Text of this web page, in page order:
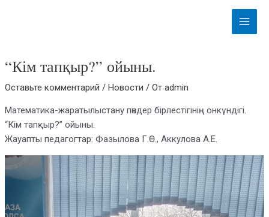
Main
Menu
“Кім тапқыр?” ойыны.
Оставьте комментарий /Новости / Отadmin
Математика-жаратылыстану пәндер бірлестігінің онкүндігі.
“Кім тапқыр?” ойыны.
Жауапты педагогтар: Фазылова Г.Ө., Аккулова А.Е.